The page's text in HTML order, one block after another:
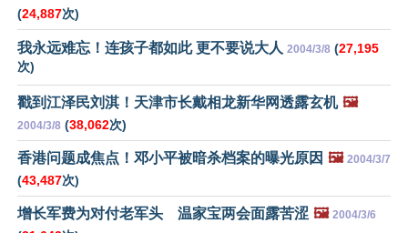
(24,887次)
我永远难忘！连孩子都如此 更不要说大人 2004/3/8 (27,195
次)
戳到江泽民刘淇！天津市长戴相龙新华网透露玄机 🖼️
2004/3/8 (38,062次)
香港问题成焦点！邓小平被暗杀档案的曝光原因 🖼️ 2004/3/7
(43,487次)
增长军费为对付老军头 温家宝两会面露苦涩 🖼️ 2004/3/6